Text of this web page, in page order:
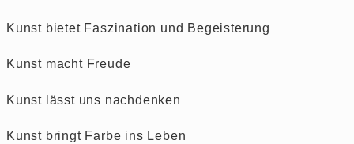
Kunst bietet Faszination und Begeisterung
Kunst macht Freude
Kunst lässt uns nachdenken
Kunst bringt Farbe ins Leben